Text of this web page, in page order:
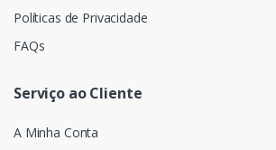
Políticas de Privacidade
FAQs
Serviço ao Cliente
A Minha Conta